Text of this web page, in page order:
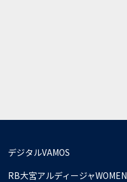
デジタルVAMOS
RB大宮アルディージャWOMEN